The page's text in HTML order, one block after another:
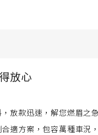
放心
放款迅速，解您燃眉之
適方案，包容萬種車況